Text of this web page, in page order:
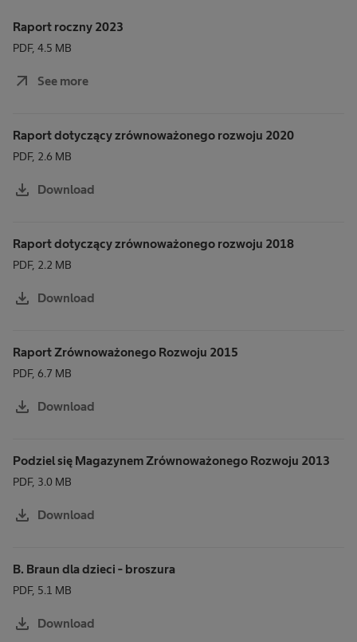
Raport roczny 2023
PDF, 4.5 MB
arrow_outward See more
Raport dotyczący zrównoważonego rozwoju 2020
PDF, 2.6 MB
download Download
Raport dotyczący zrównoważonego rozwoju 2018
PDF, 2.2 MB
download Download
Raport Zrównoważonego Rozwoju 2015
PDF, 6.7 MB
download Download
Podziel się Magazynem Zrównoważonego Rozwoju 2013
PDF, 3.0 MB
download Download
B. Braun dla dzieci - broszura
PDF, 5.1 MB
download Download